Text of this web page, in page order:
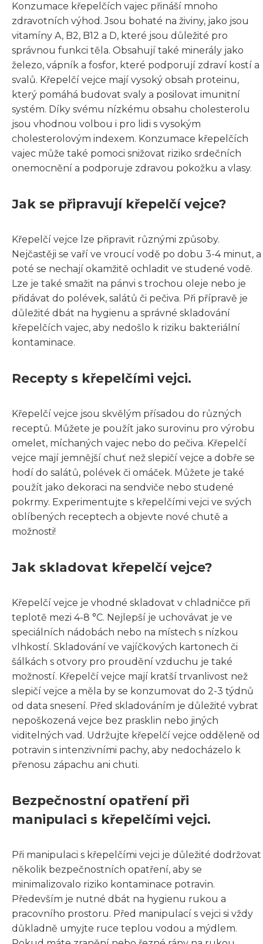
Konzumace křepelčích vajec přináší mnoho
zdravotních výhod. Jsou bohaté na živiny, jako jsou
vitamíny A, B2, B12 a D, které jsou důležité pro
správnou funkci těla. Obsahují také minerály jako
železo, vápník a fosfor, které podporují zdraví kostí a
svalů. Křepelčí vejce mají vysoký obsah proteinu,
který pomáhá budovat svaly a posilovat imunitní
systém. Díky svému nízkému obsahu cholesterolu
jsou vhodnou volbou i pro lidi s vysokým
cholesterolovým indexem. Konzumace křepelčích
vajec může také pomoci snižovat riziko srdečních
onemocnění a podporuje zdravou pokožku a vlasy.
Jak se připravují křepelčí vejce?
Křepelčí vejce lze připravit různými způsoby.
Nejčastěji se vaří ve vroucí vodě po dobu 3-4 minut, a
poté se nechají okamžitě ochladit ve studené vodě.
Lze je také smažit na pánvi s trochou oleje nebo je
přidávat do polévek, salátů či pečiva. Při přípravě je
důležité dbát na hygienu a správné skladování
křepelčích vajec, aby nedošlo k riziku bakteriální
kontaminace.
Recepty s křepelčími vejci.
Křepelčí vejce jsou skvělým přísadou do různých
receptů. Můžete je použít jako surovinu pro výrobu
omelet, míchaných vajec nebo do pečiva. Křepelčí
vejce mají jemnější chuť než slepičí vejce a dobře se
hodí do salátů, polévek či omáček. Můžete je také
použít jako dekoraci na sendviče nebo studené
pokrmy. Experimentujte s křepelčími vejci ve svých
oblíbených receptech a objevte nové chutě a
možnosti!
Jak skladovat křepelčí vejce?
Křepelčí vejce je vhodné skladovat v chladničce při
teplotě mezi 4-8 °C. Nejlepší je uchovávat je ve
speciálních nádobách nebo na místech s nízkou
vlhkostí. Skladování ve vajíčkových kartonech či
šálkách s otvory pro proudění vzduchu je také
možností. Křepelčí vejce mají kratší trvanlivost než
slepičí vejce a měla by se konzumovat do 2-3 týdnů
od data snesení. Před skladováním je důležité vybrat
nepoškozená vejce bez prasklin nebo jiných
viditelných vad. Udržujte křepelčí vejce odděleně od
potravin s intenzivními pachy, aby nedocházelo k
přenosu zápachu ani chuti.
Bezpečnostní opatření při
manipulaci s křepelčími vejci.
Při manipulaci s křepelčími vejci je důležité dodržovat
několik bezpečnostních opatření, aby se
minimalizovalo riziko kontaminace potravin.
Především je nutné dbát na hygienu rukou a
pracovního prostoru. Před manipulací s vejci si vždy
důkladně umyjte ruce teplou vodou a mýdlem.